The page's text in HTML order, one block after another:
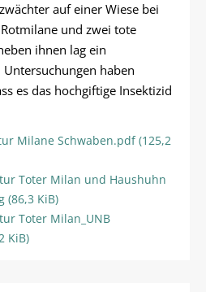
auf einer Wiese bei
und zwei tote
ihnen lag ein
haben
es das hochgiftige Insektizid
Milane Schwaben.pdf(125,2
Toter Milan und Haushuhn
(86,3 KiB)
Toter Milan_UNB
KiB)